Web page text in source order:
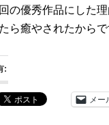
の優秀作品にした
ら癒やされたから
:
メー